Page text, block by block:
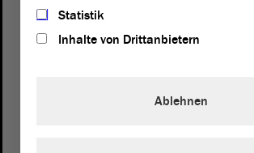
Statistik
Inhalte von Drittanbietern
Ablehnen